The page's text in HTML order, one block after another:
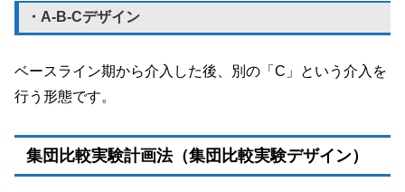
・A-B-Cデザイン
ベースライン期から介入した後、別の「C」という介入を
行う形態です。
集団比較実験計画法（集団比較実験デザイン）